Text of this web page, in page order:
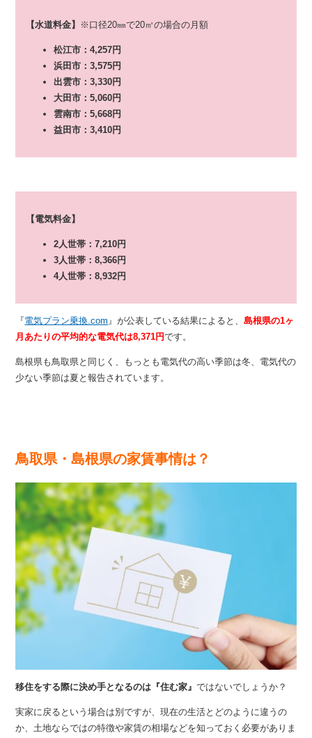
【水道料金】 ※口径20㎜で20㎥の場合の月額
松江市：4,257円
浜田市：3,575円
出雲市：3,330円
大田市：5,060円
雲南市：5,668円
益田市：3,410円
【電気料金】
2人世帯：7,210円
3人世帯：8,366円
4人世帯：8,932円
『電気プラン乗換.com』が公表している結果によると、島根県の1ヶ
月あたりの平均的な電気代は8,371円です。
島根県も鳥取県と同じく、もっとも電気代の高い季節は冬、電気代の
少ない季節は夏と報告されています。
鳥取県・島根県の家賃事情は？
移住をする際に決め手となるのは『住む家』ではないでしょうか？
実家に戻るという場合は別ですが、現在の生活とどのように違うの
か、土地ならではの特徴や家賃の相場などを知っておく必要がありま